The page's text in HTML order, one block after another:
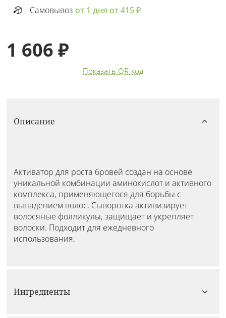
Самовывоз от 1 дня от 415 ₽
1 606 ₽
Показать QR-код
Описание
Активатор для роста бровей создан на основе
уникальной комбинации аминокислот и активного
комплекса, применяющегося для борьбы с
выпадением волос. Сыворотка активизирует
волосяные фолликулы, защищает и укрепляет
волоски. Подходит для ежедневного
использования.
Ингредиенты